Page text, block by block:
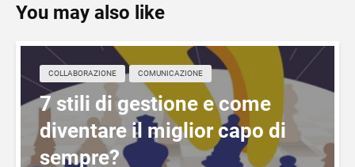
You may also like
COLLABORAZIONE COMUNICAZIONE
7 stili di gestione e come
diventare il miglior capo di
sempre?